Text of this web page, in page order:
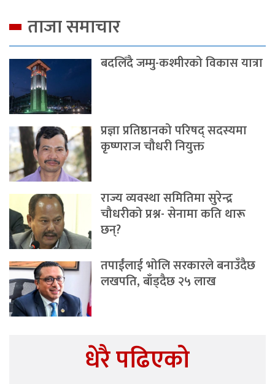
ताजा समाचार
बदलिँदै जम्मु-कश्मीरको विकास यात्रा
प्रज्ञा प्रतिष्ठानको परिषद् सदस्यमा
कृष्णराज चौधरी नियुक्त
राज्य व्यवस्था समितिमा सुरेन्द्र
चौधरीको प्रश्न- सेनामा कति थारू
छन्?
तपाईंलाई भोलि सरकारले बनाउँदैछ
लखपति, बाँड्दैछ २५ लाख
धेरै पढिएको